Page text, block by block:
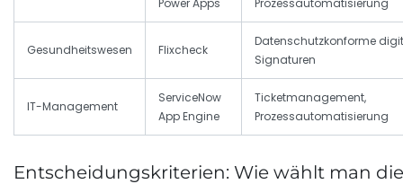
Power Apps Prozessautomatisierung
Gesundheitswesen Flixcheck
Datenschutzkonforme
Signaturen
IT-Management
ServiceNow
App Engine
Ticketmanagement,
Prozessautomatisierung
Entscheidungskriterien: Wie wählt man